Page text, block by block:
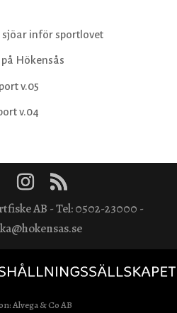
sjöar inför sportlovet
Hökensås
v.05
v.04
AB - Tel: 0502-23000 -
Alvega & Co AB